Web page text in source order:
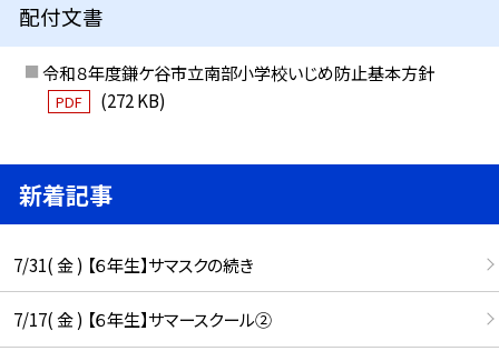
配付文書
令和８年度鎌ケ谷市立南部小学校いじめ防止基本方針
PDF (272 KB)
新着記事
7/31( 金 ) 【６年生】サマスクの続き
7/17( 金 ) 【６年生】サマースクール②